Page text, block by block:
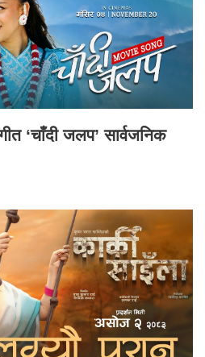
‘चाँदी जलप’ सार्वजनिक